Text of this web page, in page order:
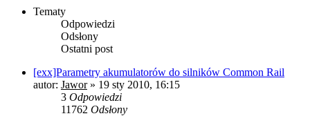
Tematy
Odpowiedzi
Odsłony
Ostatni post
[exx]Parametry akumulatorów do silników Common Rail
autor: Jawor» 19 sty 2010, 16:15
3 Odpowiedzi
11762 Odsłony